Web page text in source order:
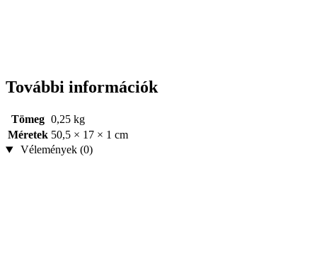
További információk
Tömeg 0,25 kg
Méretek 50,5 × 17 × 1 cm
Vélemények (0)